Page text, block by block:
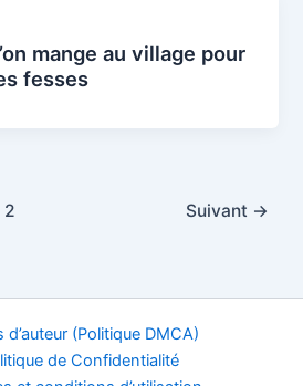
mange au village pour
fesses
2 Suivant →
d’auteur (Politique DMCA)
de Confidentialité